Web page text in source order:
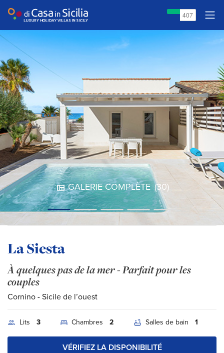
GALERIE COMPLÈTE (30)
La Siesta
À quelques pas de la mer - Parfait pour les
couples
Cornino - Sicile de l’ouest
Lits 3 Chambres 2 Salles de bain 1
VÉRIFIEZ LA DISPONIBILITÉ